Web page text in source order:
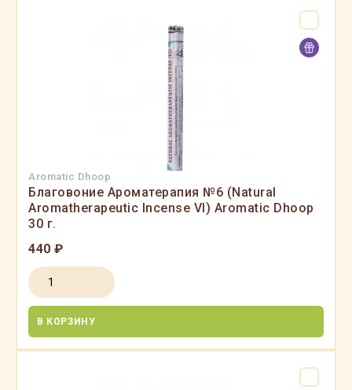
Aromatic Dhoop
Благовоние Ароматерапия №6 (Natural
Aromatherapeutic Incense VI) Aromatic Dhoop
30 г.
440 ₽
В КОРЗИНУ